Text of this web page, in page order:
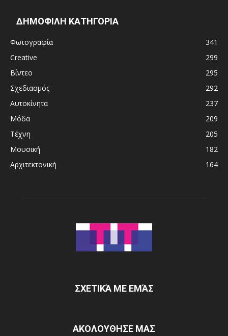
ΔΗΜΟΦΙΛΗ ΚΑΤΗΓΟΡΙΑ
Φωτογραφία
341
Creative
299
Βίντεο
295
Σχεδιασμός
292
Αυτοκίνητα
237
Μόδα
209
Τέχνη
205
Μουσική
182
Αρχιτεκτονική
164
ΣΧΕΤΙΚΆ ΜΕ ΕΜΆΣ
ΑΚΟΛΟΥΘΗΣΕ ΜΑΣ